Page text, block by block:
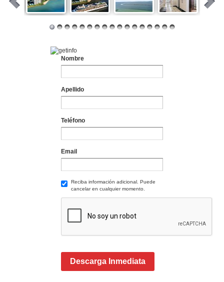
Nombre
Apellido
Teléfono
Email
Reciba información adicional. Puede
cancelar en cualquier momento.
Descarga Inmediata